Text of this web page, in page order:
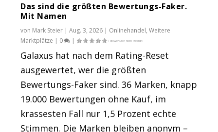
Das sind die größten Bewertungs-Faker.
Mit Namen
von Mark Steier |Aug. 3, 2026 | Onlinehandel,Weitere
Marktplätze | 0 |
Galaxus hat nach dem Rating-Reset
ausgewertet, wer die größten
Bewertungs-Faker sind. 36 Marken, knapp
19.000 Bewertungen ohne Kauf, im
krassesten Fall nur 1,5 Prozent echte
Stimmen. Die Marken bleiben anonym –